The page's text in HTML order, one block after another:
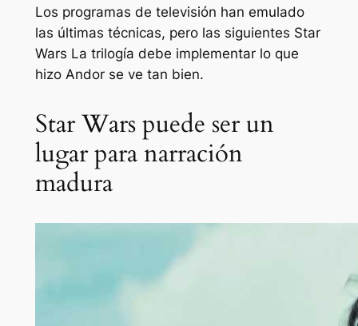
Los programas de televisión han emulado
las últimas técnicas, pero las siguientes Star
Wars La trilogía debe implementar lo que
hizo Andorse ve tan bien.
Star Wars puede ser un
lugar para narración
madura